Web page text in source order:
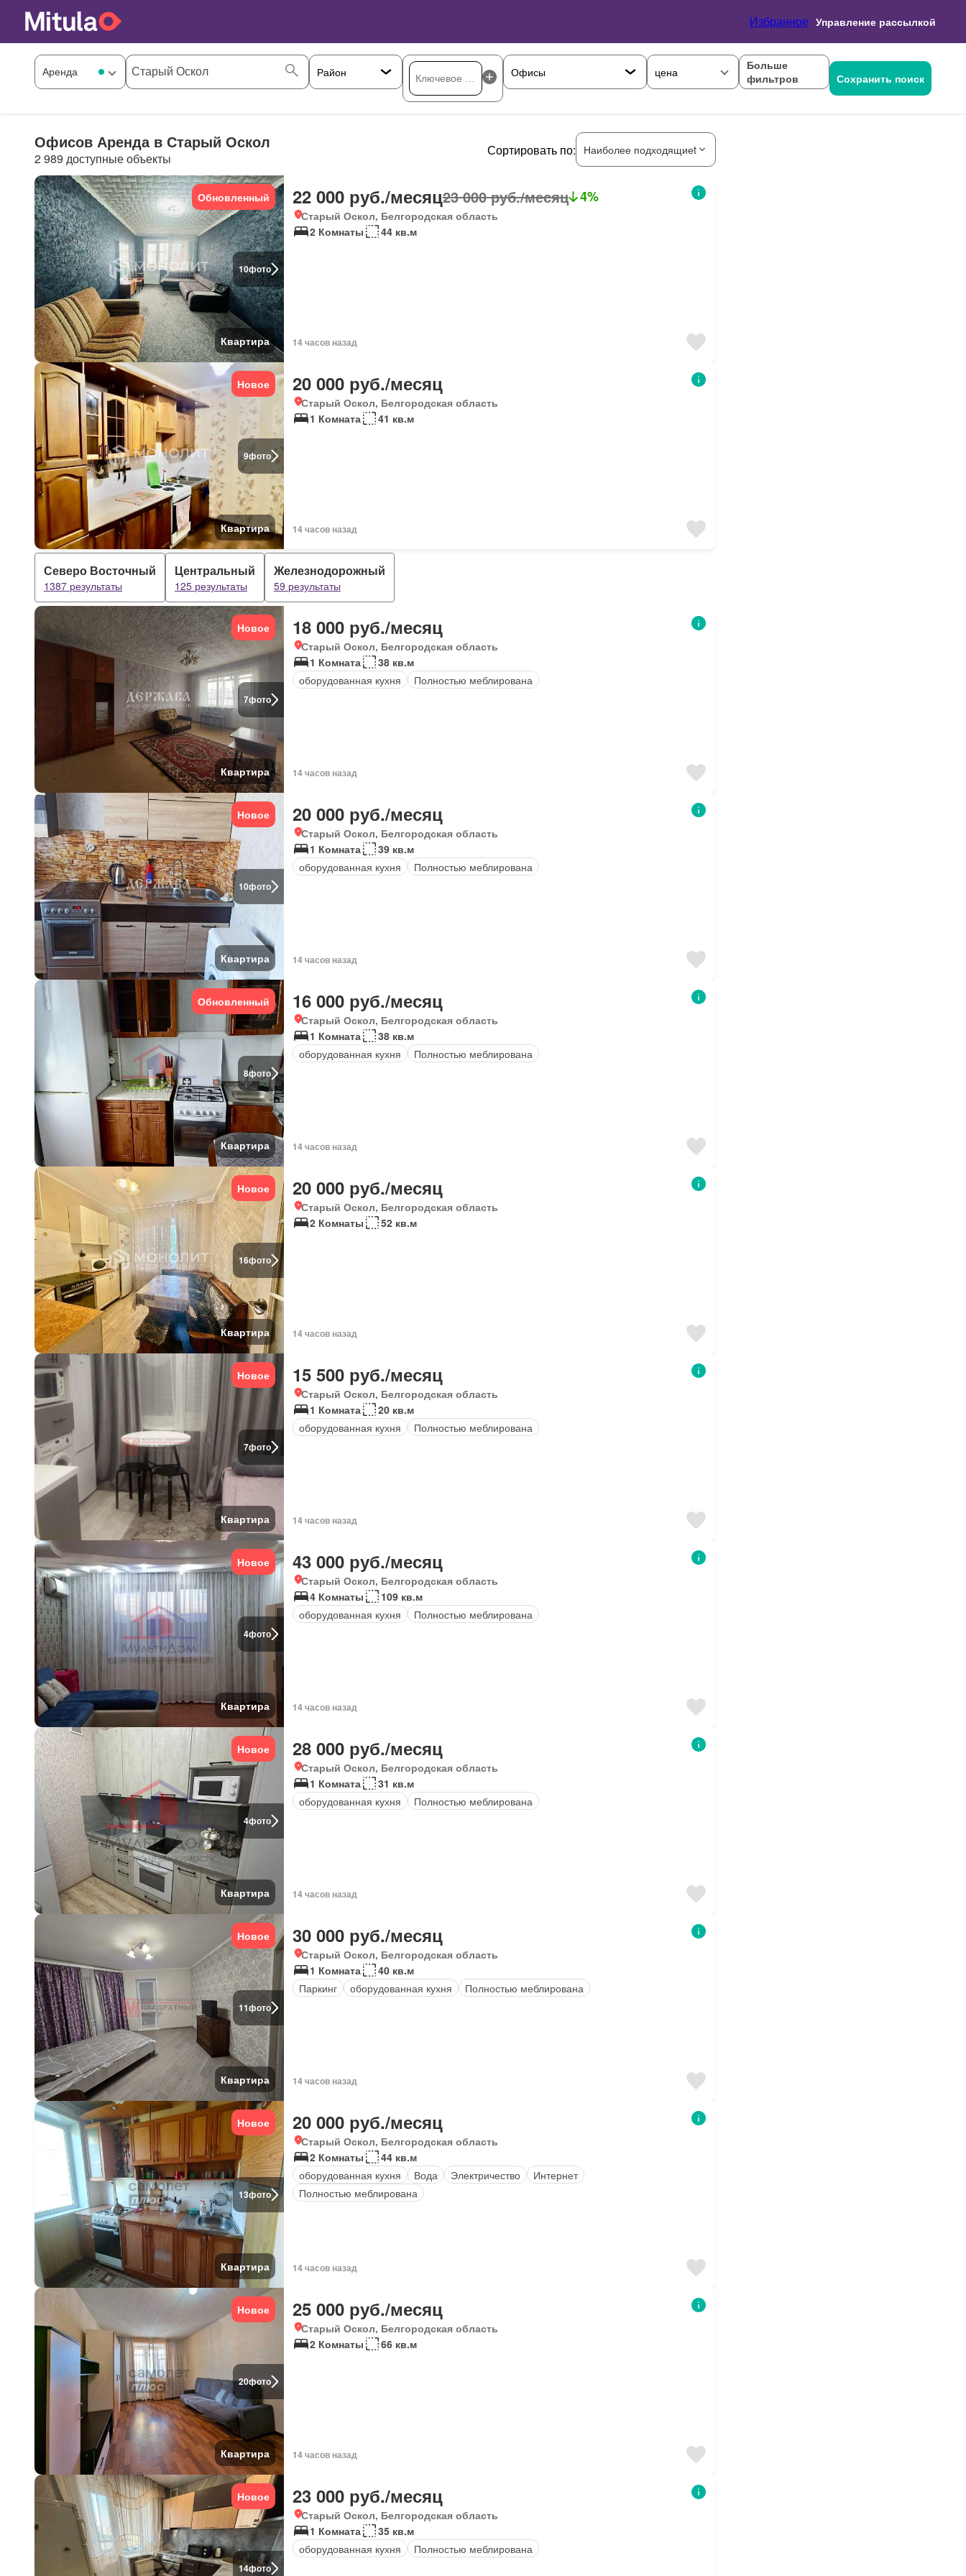
Избранное Управление рассылкой
цена
Больше
фильтров
Сохранить поиск
Офисов Аренда в Старый Оскол
2 989 доступные объекты
Сортировать по: Наиболее подходящиеt
10фото
Обновленный
Квартира
22 000 руб./месяц23 000 руб./месяц 4%
Старый Оскол, Белгородская область
2 Комнаты
44 кв.м
14 часов назад
9фото
Новое
Квартира
20 000 руб./месяц
Старый Оскол, Белгородская область
1 Комната
41 кв.м
14 часов назад
Северо Восточный
1387 результаты
Центральный
125 результаты
Железнодорожный
59 результаты
7фото
Новое
Квартира
18 000 руб./месяц
Старый Оскол, Белгородская область
1 Комната
38 кв.м
оборудованная кухня
Полностью меблирована
14 часов назад
10фото
Новое
Квартира
20 000 руб./месяц
Старый Оскол, Белгородская область
1 Комната
39 кв.м
оборудованная кухня
Полностью меблирована
14 часов назад
8фото
Обновленный
Квартира
16 000 руб./месяц
Старый Оскол, Белгородская область
1 Комната
38 кв.м
оборудованная кухня
Полностью меблирована
14 часов назад
16фото
Новое
Квартира
20 000 руб./месяц
Старый Оскол, Белгородская область
2 Комнаты
52 кв.м
14 часов назад
7фото
Новое
Квартира
15 500 руб./месяц
Старый Оскол, Белгородская область
1 Комната
20 кв.м
оборудованная кухня
Полностью меблирована
14 часов назад
4фото
Новое
Квартира
43 000 руб./месяц
Старый Оскол, Белгородская область
4 Комнаты
109 кв.м
оборудованная кухня
Полностью меблирована
14 часов назад
4фото
Новое
Квартира
28 000 руб./месяц
Старый Оскол, Белгородская область
1 Комната
31 кв.м
оборудованная кухня
Полностью меблирована
14 часов назад
11фото
Новое
Квартира
30 000 руб./месяц
Старый Оскол, Белгородская область
1 Комната
40 кв.м
Паркинг
оборудованная кухня Полностью меблирована
14 часов назад
13фото
Новое
Квартира
20 000 руб./месяц
Старый Оскол, Белгородская область
2 Комнаты
44 кв.м
оборудованная кухня
Вода Электричество
Интернет
Полностью меблирована
14 часов назад
20фото
Новое
Квартира
25 000 руб./месяц
Старый Оскол, Белгородская область
2 Комнаты
66 кв.м
14 часов назад
14фото
Новое 23 000 руб./месяц
Старый Оскол, Белгородская область
1 Комната
35 кв.м
оборудованная кухня
Полностью меблирована